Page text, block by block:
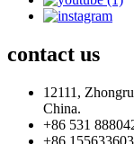
contact us
12111,
China.
+86 531
+86